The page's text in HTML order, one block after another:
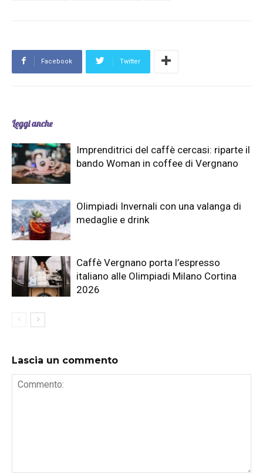
Facebook Twitter
Leggi anche
Imprenditrici del caffè cercasi: riparte il
bando Woman in coffee di Vergnano
Olimpiadi Invernali con una valanga di
medaglie e drink
Caffè Vergnano porta l’espresso
italiano alle Olimpiadi Milano Cortina
2026
Lascia un commento